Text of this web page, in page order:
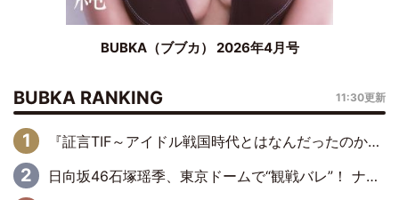
BUBKA（ブブカ） 2026年4月号
BUBKA RANKING 11:30更新
『証言TIF～アイドル戦国時代とはなんだったのか～』第6回：でんぱ組.inc・古川未鈴×相沢梨紗「『ハロプロやりたかったな』って言ったら、夢眠ねむさんに『てめえはでんぱ組．incなんだよ！』って肩パンされて(笑)」
日向坂46石塚瑶季、東京ドームで“観戦バレ”！ ナイツ・塙も認めた「巨人に詳しすぎるアイドル」は元VENUSスクール生で杉内コーチ推し⁉